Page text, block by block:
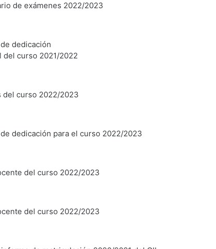
de exámenes 2022/2023
dedicación
del curso 2021/2022
del curso 2022/2023
dedicación para el curso 2022/2023
del curso 2022/2023
del curso 2022/2023